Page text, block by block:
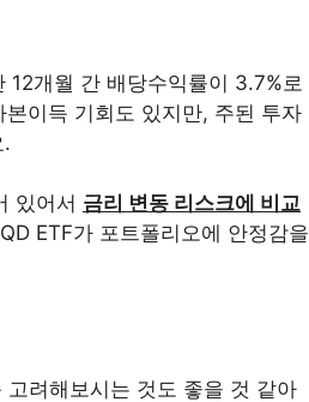
12개월 간 배당수익률이 3.7%로
이득 기회도 있지만, 주된 투자
.
있어서 금리 변동 리스크에 비교
ETF가 포트폴리오에 안정감을
려해보시는 것도 좋을 것 같아